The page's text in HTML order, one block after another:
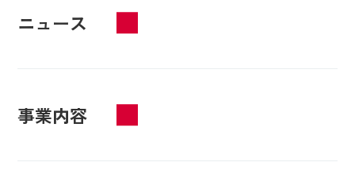
ニュース
事業内容